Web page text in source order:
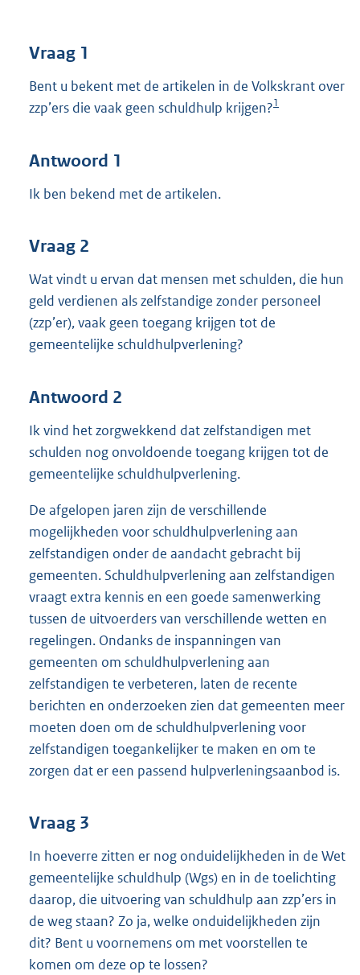
Vraag 1
Bent u bekent met de artikelen in de Volkskrant over
zzp’ers die vaak geen schuldhulp krijgen?1
Antwoord 1
Ik ben bekend met de artikelen.
Vraag 2
Wat vindt u ervan dat mensen met schulden, die hun
geld verdienen als zelfstandige zonder personeel
(zzp’er), vaak geen toegang krijgen tot de
gemeentelijke schuldhulpverlening?
Antwoord 2
Ik vind het zorgwekkend dat zelfstandigen met
schulden nog onvoldoende toegang krijgen tot de
gemeentelijke schuldhulpverlening.
De afgelopen jaren zijn de verschillende
mogelijkheden voor schuldhulpverlening aan
zelfstandigen onder de aandacht gebracht bij
gemeenten. Schuldhulpverlening aan zelfstandigen
vraagt extra kennis en een goede samenwerking
tussen de uitvoerders van verschillende wetten en
regelingen. Ondanks de inspanningen van
gemeenten om schuldhulpverlening aan
zelfstandigen te verbeteren, laten de recente
berichten en onderzoeken zien dat gemeenten meer
moeten doen om de schuldhulpverlening voor
zelfstandigen toegankelijker te maken en om te
zorgen dat er een passend hulpverleningsaanbod is.
Vraag 3
In hoeverre zitten er nog onduidelijkheden in de Wet
gemeentelijke schuldhulp (Wgs) en in de toelichting
daarop, die uitvoering van schuldhulp aan zzp’ers in
de weg staan? Zo ja, welke onduidelijkheden zijn
dit? Bent u voornemens om met voorstellen te
komen om deze op te lossen?